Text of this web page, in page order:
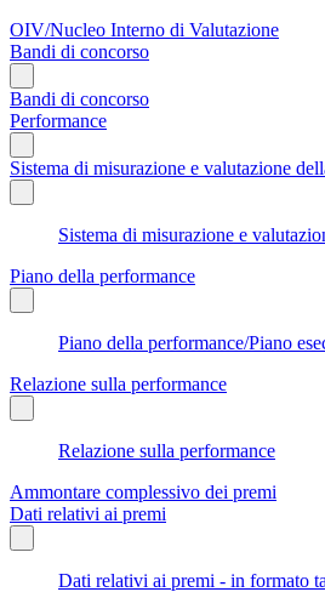
OIV/Nucleo Interno di Valutazione
Bandi di concorso
Bandi di concorso
Performance
Sistema di misurazione e valutazione
Sistema di misurazione e
Piano della performance
Piano della performance/Piano
Relazione sulla performance
Relazione sulla performance
Ammontare complessivo dei premi
Dati relativi ai premi
Dati relativi ai premi - in formato